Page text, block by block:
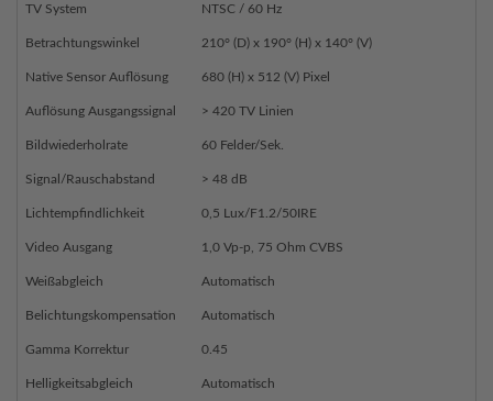
TV System NTSC / 60 Hz
Betrachtungswinkel 210° (D) x 190° (H) x 140° (V)
Native Sensor Auflösung 680 (H) x 512 (V) Pixel
Auflösung Ausgangssignal > 420 TV Linien
Bildwiederholrate 60 Felder/Sek.
Signal/Rauschabstand > 48 dB
Lichtempfindlichkeit 0,5 Lux/F1.2/50IRE
Video Ausgang 1,0 Vp-p, 75 Ohm CVBS
Weißabgleich Automatisch
Belichtungskompensation Automatisch
Gamma Korrektur 0.45
Helligkeitsabgleich Automatisch